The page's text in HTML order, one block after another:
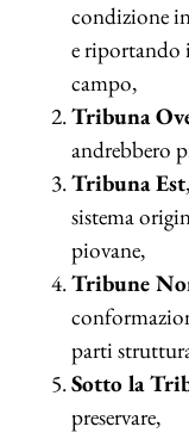
condizione
e riportando
campo,
Tribuna
andrebbero
Tribuna Est
sistema
piovane,
Tribune
parti
Sotto la
preservare,